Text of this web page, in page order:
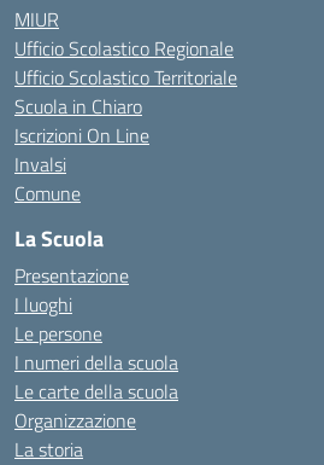
MIUR
Ufficio Scolastico Regionale
Ufficio Scolastico Territoriale
Scuola in Chiaro
Iscrizioni On Line
Invalsi
Comune
La Scuola
Presentazione
I luoghi
Le persone
I numeri della scuola
Le carte della scuola
Organizzazione
La storia